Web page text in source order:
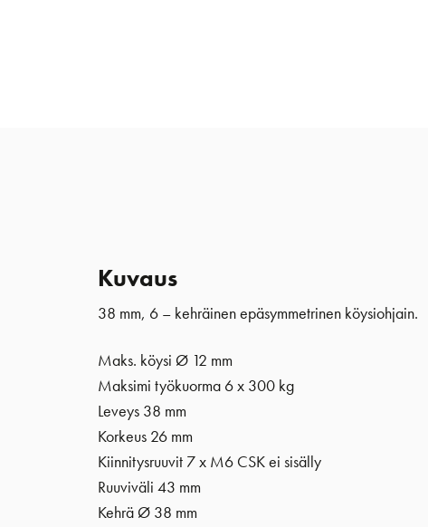
Kuvaus
38 mm, 6 – kehräinen epäsymmetrinen köysiohjain.
Maks. köysi Ø 12 mm
Maksimi työkuorma 6 x 300 kg
Leveys 38 mm
Korkeus 26 mm
Kiinnitysruuvit 7 x M6 CSK ei sisälly
Ruuviväli 43 mm
Kehrä Ø 38 mm